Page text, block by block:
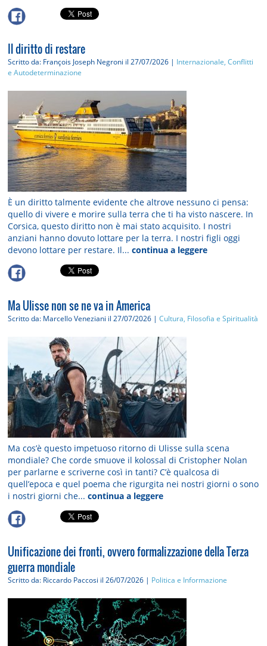
Il diritto di restare
Scritto da: François Joseph Negroni il 27/07/2026 | Internazionale, Conflitti
e Autodeterminazione
È un diritto talmente evidente che altrove nessuno ci pensa:
quello di vivere e morire sulla terra che ti ha visto nascere. In
Corsica, questo diritto non è mai stato acquisito. I nostri
anziani hanno dovuto lottare per la terra. I nostri figli oggi
devono lottare per restare. Il...continua a leggere
Ma Ulisse non se ne va in America
Scritto da: Marcello Veneziani il 27/07/2026 |Cultura, Filosofia e Spiritualità
Ma cos’è questo impetuoso ritorno di Ulisse sulla scena
mondiale? Che corde smuove il kolossal di Cristopher Nolan
per parlarne e scriverne così in tanti? C’è qualcosa di
quell’epoca e quel poema che rigurgita nei nostri giorni o sono
i nostri giorni che...continua a leggere
Unificazione dei fronti, ovvero formalizzazione della Terza
guerra mondiale
Scritto da: Riccardo Paccosi il 26/07/2026 | Politica e Informazione